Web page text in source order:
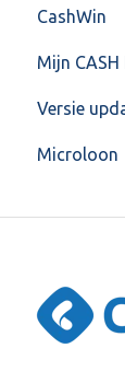
CashWin
Overig
Mijn
Mijn
Versie
Microloon